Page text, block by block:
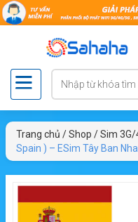
Trang chủ /Shop /Sim 3G/
Spain ) – ESim Tây Ban